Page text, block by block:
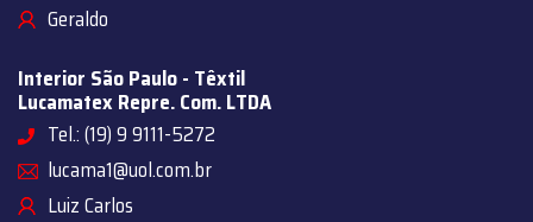
Geraldo
Interior São Paulo - Têxtil
Lucamatex Repre. Com. LTDA
Tel.: (19) 9 9111-5272
lucama1@uol.com.br
Luiz Carlos